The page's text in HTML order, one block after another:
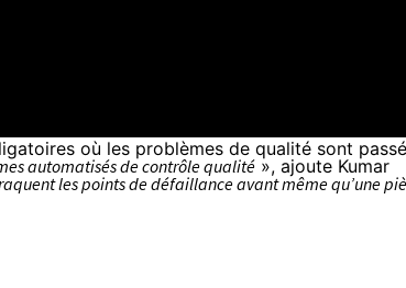
où les problèmes de qualité sont
automatisés de contrôle qualité », ajoute Kumar
les points de défaillance avant même qu’une